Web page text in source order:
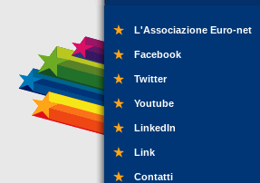
L'Associazione Euro-net
Facebook
Twitter
Youtube
LinkedIn
Link
Contatti